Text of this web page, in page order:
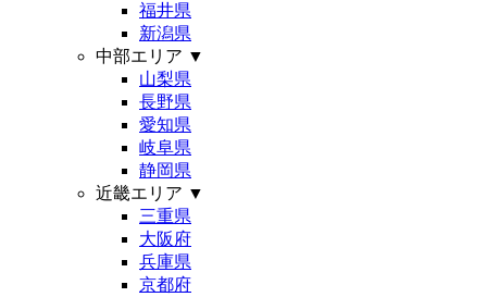
福井県
新潟県
中部エリア ▼
山梨県
長野県
愛知県
岐阜県
静岡県
近畿エリア ▼
三重県
大阪府
兵庫県
京都府